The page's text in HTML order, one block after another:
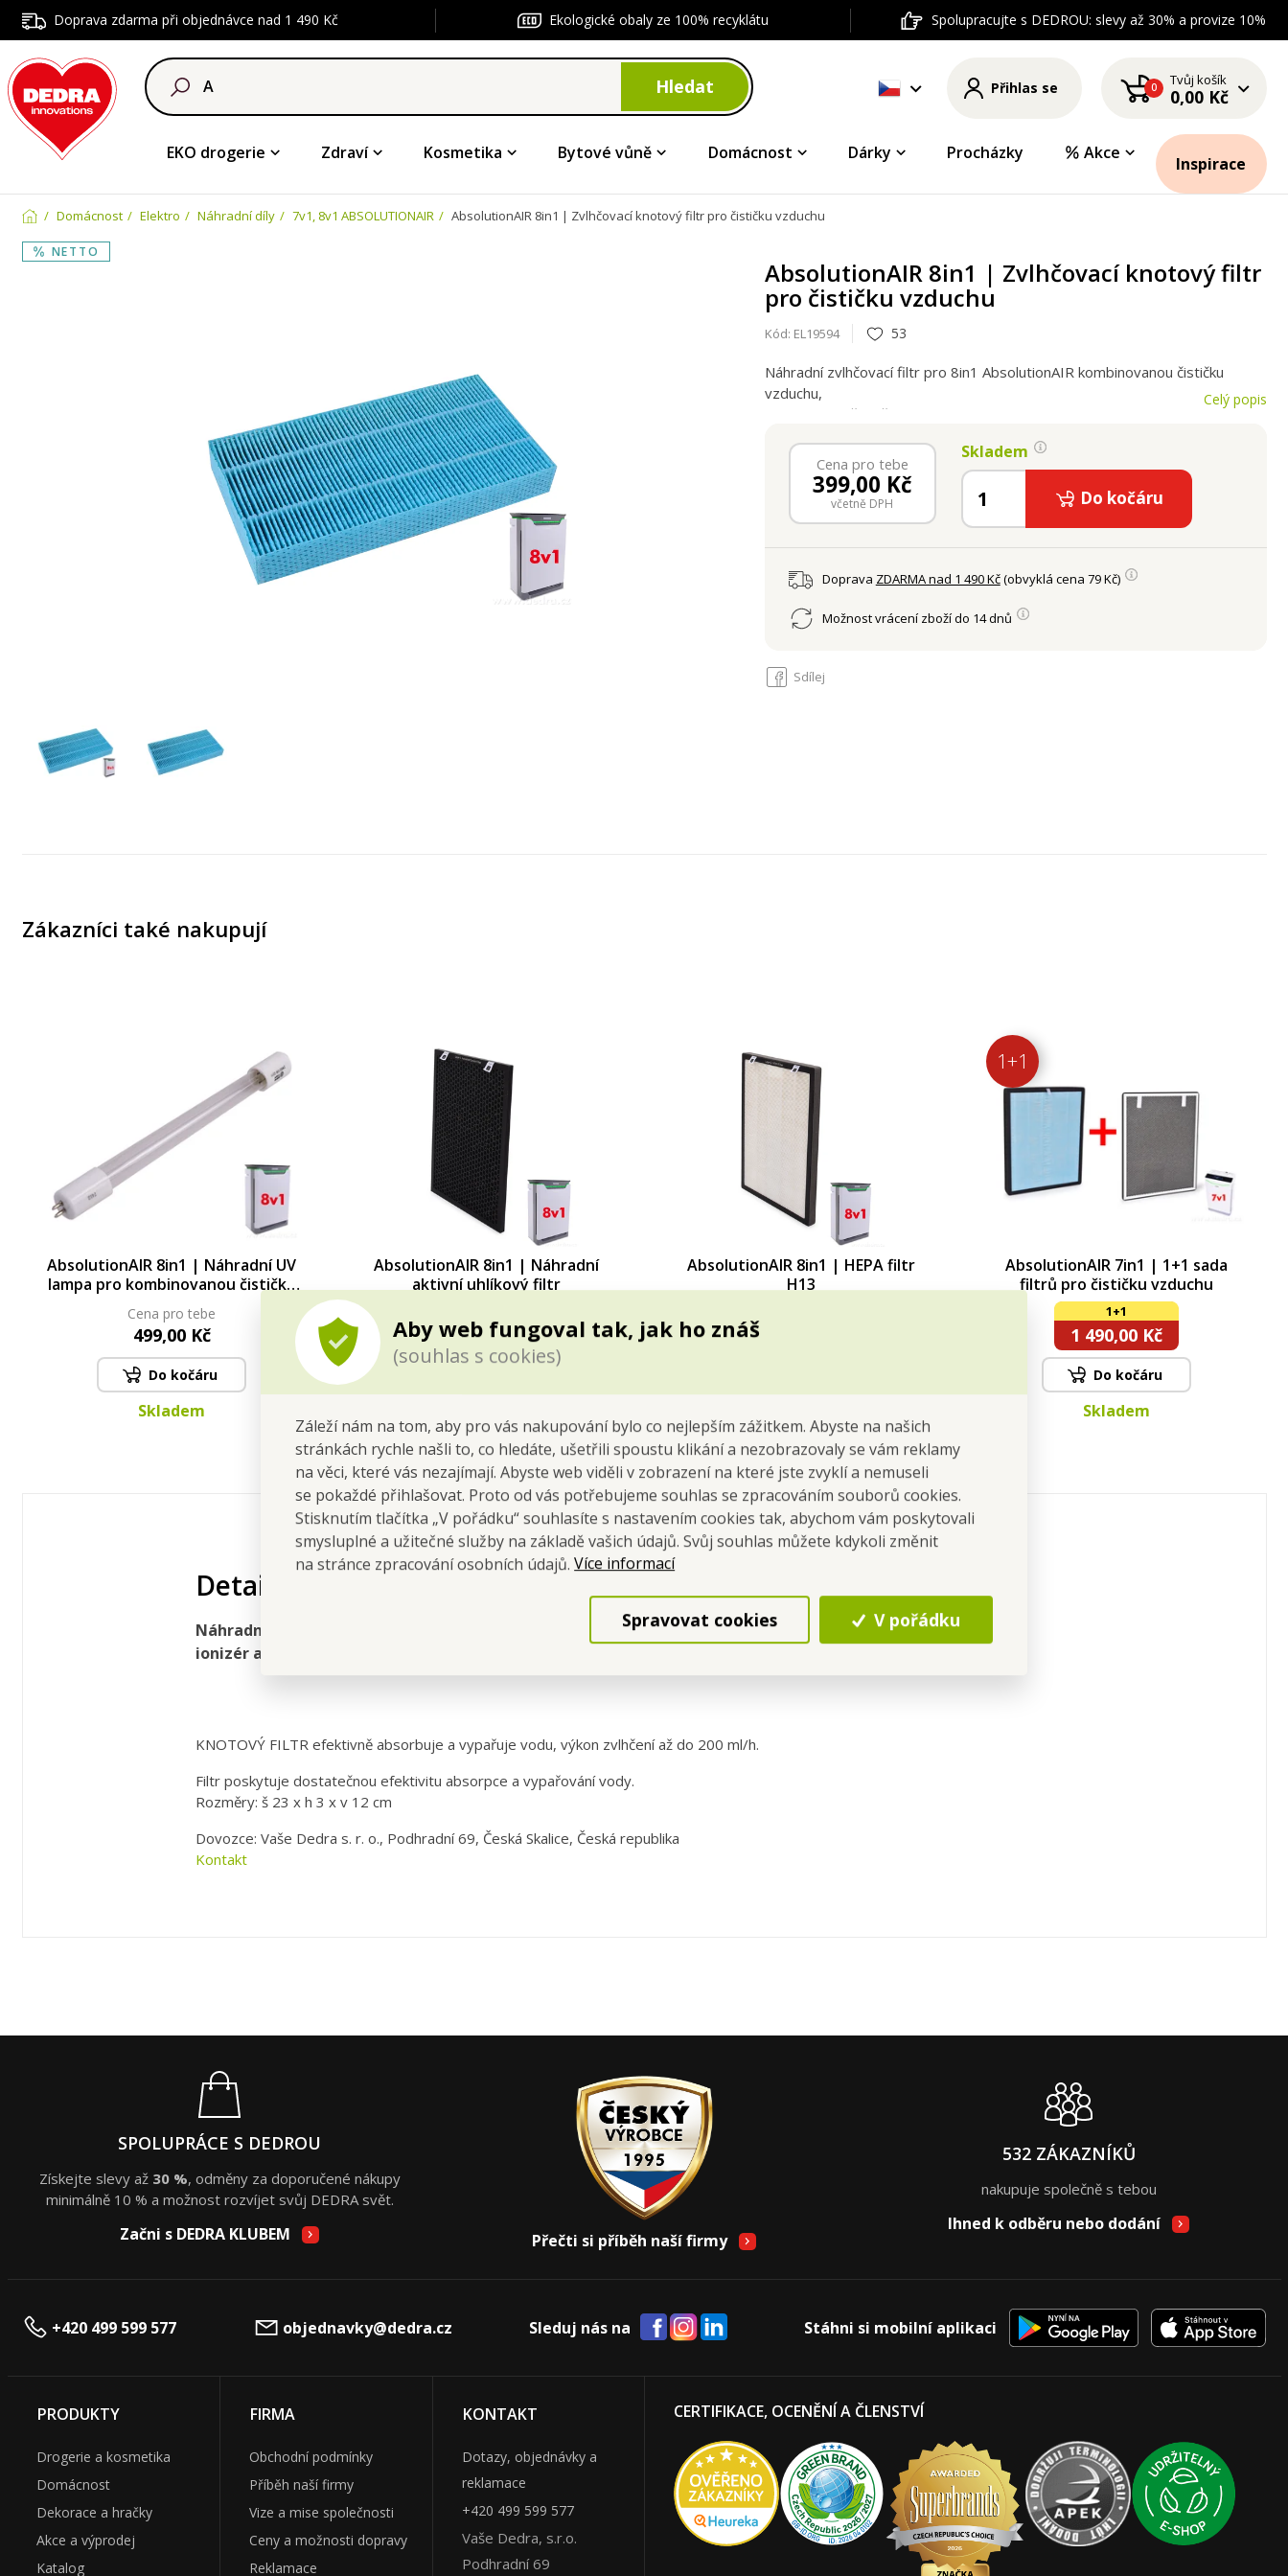
Doprava zdarma při objednávce nad 1 490 Kč Ekologické obaly ze 100% recyklátu Spolupracujte s DEDROU: slevy až 30% a provize 10%
Hledat Přihlas se 0 Tvůj košík
0,00 Kč
EKO drogerie Zdraví Kosmetika Bytové vůně Domácnost Dárky Procházky Akce
Inspirace
Aby web fungoval tak, jak ho znáš
(souhlas s cookies)
Záleží nám na tom, aby pro vás nakupování bylo co nejlepším zážitkem. Abyste na našich
stránkách rychle našli to, co hledáte, ušetřili spoustu klikání a nezobrazovaly se vám reklamy
na věci, které vás nezajímají. Abyste web viděli v zobrazení na které jste zvyklí a nemuseli
se pokaždé přihlašovat. Proto od vás potřebujeme souhlas se zpracováním souborů cookies.
Stisknutím tlačítka „V pořádku“ souhlasíte s nastavením cookies tak, abychom vám poskytovali
smysluplné a užitečné služby na základě vašich údajů. Svůj souhlas můžete kdykoli změnit
na stránce zpracování osobních údajů.Více informací
Spravovat cookies V pořádku
Domácnost Elektro Náhradní díly 7v1, 8v1 ABSOLUTIONAIR AbsolutionAIR 8in1 | Zvlhčovací knotový filtr pro čističku vzduchu
NETTO
AbsolutionAIR 8in1 | Zvlhčovací knotový filtr
pro čističku vzduchu
Kód: EL19594 53
Náhradní zvlhčovací filtr pro 8in1 AbsolutionAIR kombinovanou čističku
vzduchu,
ionizér a zvlhčovač v jednom.
Celý popis
Cena pro tebe
399,00 Kč
včetně DPH
Skladem
Do kočáru
Doprava ZDARMA nad 1 490 Kč(obvyklá cena 79 Kč)
Možnost vrácení zboží do 14 dnů
Sdílej
Zákazníci také nakupují
AbsolutionAIR 8in1 | Náhradní UV
lampa pro kombinovanou čističku
vzduchu
Cena pro tebe
499,00 Kč
Do kočáru
Skladem
AbsolutionAIR 8in1 | Náhradní
aktivní uhlíkový filtr
990,00 Kč
AbsolutionAIR 8in1 | HEPA filtr
H13
1+1
AbsolutionAIR 7in1 | 1+1 sada
filtrů pro čističku vzduchu
1+1
1 490,00 Kč
Do kočáru
Skladem
Detailní popis
Náhradní zvlhčovací filtr pro 8in1 AbsolutionAIR kombinovanou čističku vzduchu,
ionizér a zvlhčovač v jednom.
KNOTOVÝ FILTR efektivně absorbuje a vypařuje vodu, výkon zvlhčení až do 200 ml/h.
Filtr poskytuje dostatečnou efektivitu absorpce a vypařování vody.
Rozměry: š 23 x h 3 x v 12 cm
Dovozce: Vaše Dedra s. r. o., Podhradní 69, Česká Skalice, Česká republika
Kontakt
SPOLUPRÁCE S DEDROU
Získejte slevy až 30 %, odměny za doporučené nákupy
minimálně 10 % a možnost rozvíjet svůj DEDRA svět.
Začni s DEDRA KLUBEM Přečti si příběh naší firmy
532 ZÁKAZNÍKŮ
nakupuje společně s tebou
Ihned k odběru nebo dodání
+420 499 599 577 objednavky@dedra.cz Sleduj nás na Stáhni si mobilní aplikaci
PRODUKTY
Drogerie a kosmetika
Domácnost
Dekorace a hračky
Akce a výprodej
Katalog
FIRMA
Obchodní podmínky
Příběh naší firmy
Vize a mise společnosti
Ceny a možnosti dopravy
Reklamace
KONTAKT
Dotazy, objednávky a
reklamace
+420 499 599 577
Vaše Dedra, s.r.o.
Podhradní 69
CERTIFIKACE, OCENĚNÍ A ČLENSTVÍ